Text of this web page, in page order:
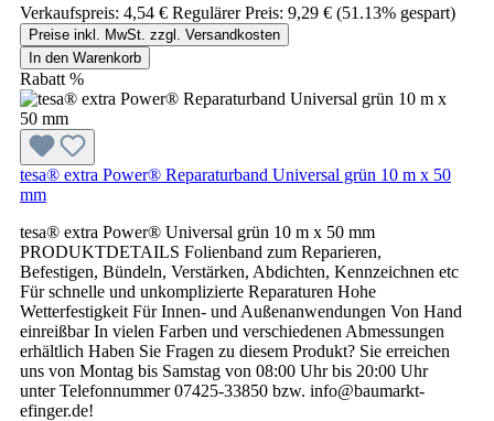
Verkaufspreis: 4,54 € Regulärer Preis: 9,29 € (51.13% gespart)
Preise inkl. MwSt. zzgl. Versandkosten
In den Warenkorb
Rabatt %
tesa® extra Power® Reparaturband Universal grün 10 m x 50
mm
tesa® extra Power® Universal grün 10 m x 50 mm
PRODUKTDETAILS Folienband zum Reparieren,
Befestigen, Bündeln, Verstärken, Abdichten, Kennzeichnen etc
Für schnelle und unkomplizierte Reparaturen Hohe
Wetterfestigkeit Für Innen- und Außenanwendungen Von Hand
einreißbar In vielen Farben und verschiedenen Abmessungen
erhältlich Haben Sie Fragen zu diesem Produkt? Sie erreichen
uns von Montag bis Samstag von 08:00 Uhr bis 20:00 Uhr
unter Telefonnummer 07425-33850 bzw. info@baumarkt-
efinger.de!